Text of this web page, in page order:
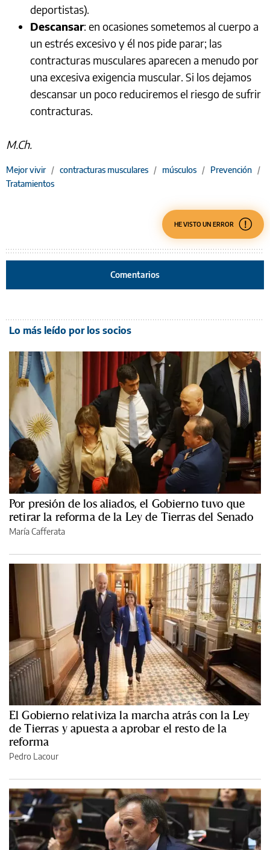
deportistas).
Descansar: en ocasiones sometemos al cuerpo a
un estrés excesivo y él nos pide parar; las
contracturas musculares aparecen a menudo por
una excesiva exigencia muscular. Si los dejamos
descansar un poco reduciremos el riesgo de sufrir
contracturas.
M.Ch.
Mejor vivir / contracturas musculares / músculos / Prevención /
Tratamientos
HE VISTO UN ERROR
Comentarios
Lo más leído por los socios
Por presión de los aliados, el Gobierno tuvo que
retirar la reforma de la Ley de Tierras del Senado
María Cafferata
El Gobierno relativiza la marcha atrás con la Ley
de Tierras y apuesta a aprobar el resto de la
reforma
Pedro Lacour